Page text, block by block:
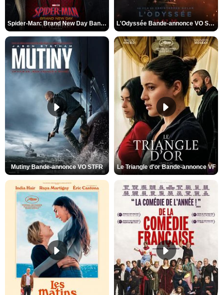
Spider-Man: Brand New Day Bande-annonce VO STFR L'Odyssée Bande-annonce VO STFR
Mutiny Bande-annonce VO STFR Le Triangle d'or Bande-annonce VF